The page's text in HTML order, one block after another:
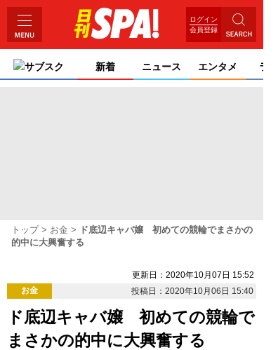
ログイン
会員登録
サブスク 新着 ニュース エンタメ ライ
トップ お金
ド底辺キャバ嬢 初めての競輪でまさかの
的中に大興奮する
更新日：2020年10月07日 15:52
お金
投稿日：2020年10月06日 15:40
ド底辺キャバ嬢 初めての競輪で
まさかの的中に大興奮する